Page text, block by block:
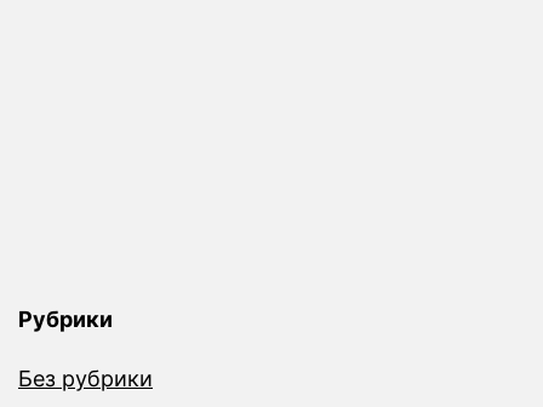
Рубрики
Без рубрики